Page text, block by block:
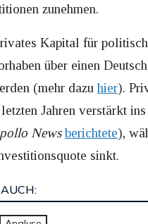
zunehmen.
Kapital für
über einen
(mehr dazuhier).
Jahren verstärkt
News berichtete),
sinkt.